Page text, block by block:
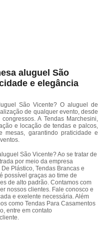
aluguel São
e elegância
São Vicente? O aluguel de
de qualquer evento, desde
A Tendas Marchesini,
e locação de tendas e palcos,
mesas, garantindo praticidade e
São Vicente? Ao se tratar de
por meio da empresa
Plástico, Tendas Brancas e
possível graças ao time de
de alto padrão. Contamos com
nossos clientes. Fale conosco e
e exelente necessária. Além
como Tendas Para Casamentos
entre em contato